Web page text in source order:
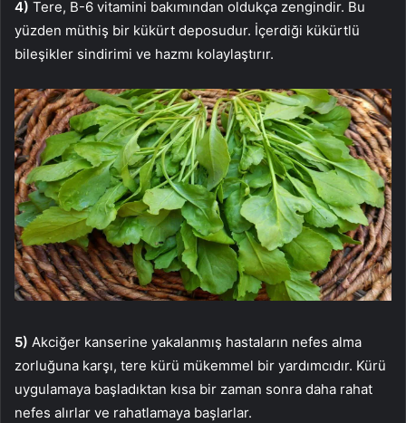
4) Tere, B-6 vitamini bakımından oldukça zengindir. Bu
yüzden müthiş bir kükürt deposudur. İçerdiği kükürtlü
bileşikler sindirimi ve hazmı kolaylaştırır.
5) Akciğer kanserine yakalanmış hastaların nefes alma
zorluğuna karşı, tere kürü mükemmel bir yardımcıdır. Kürü
uygulamaya başladıktan kısa bir zaman sonra daha rahat
nefes alırlar ve rahatlamaya başlarlar.